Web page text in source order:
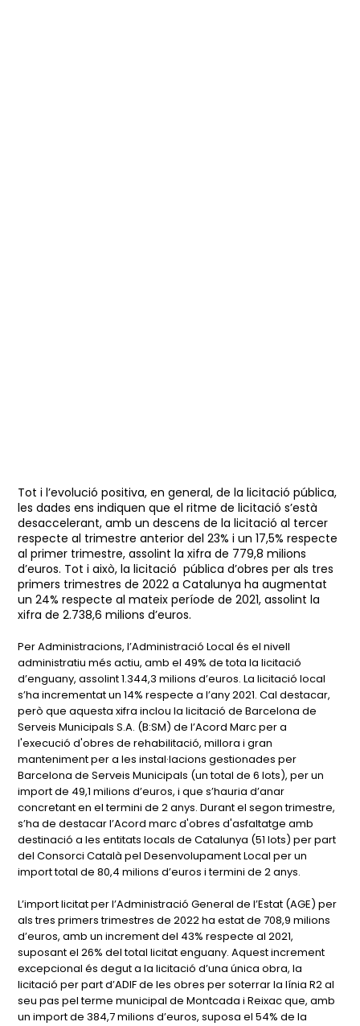
Tot i l’evolució positiva, en general, de la licitació pública,
les dades ens indiquen que el ritme de licitació s’està
desaccelerant, amb un descens de la licitació al tercer
respecte al trimestre anterior del 23% i un 17,5% respecte
al primer trimestre, assolint la xifra de 779,8 milions
d’euros. Tot i això, la licitació pública d’obres per als tres
primers trimestres de 2022 a Catalunya ha augmentat
un 24% respecte al mateix període de 2021, assolint la
xifra de 2.738,6 milions d’euros.
Per Administracions, l’Administració Local és el nivell
administratiu més actiu, amb el 49% de tota la licitació
d’enguany, assolint 1.344,3 milions d’euros. La licitació local
s’ha incrementat un 14% respecte a l’any 2021. Cal destacar,
però que aquesta xifra inclou la licitació de Barcelona de
Serveis Municipals S.A. (B:SM) de l’Acord Marc per a
l'execució d'obres de rehabilitació, millora i gran
manteniment per a les instal·lacions gestionades per
Barcelona de Serveis Municipals (un total de 6 lots), per un
import de 49,1 milions d’euros, i que s’hauria d’anar
concretant en el termini de 2 anys. Durant el segon trimestre,
s’ha de destacar l’Acord marc d'obres d'asfaltatge amb
destinació a les entitats locals de Catalunya (51 lots) per part
del Consorci Català pel Desenvolupament Local per un
import total de 80,4 milions d’euros i termini de 2 anys.
L’import licitat per l’Administració General de l’Estat (AGE) per
als tres primers trimestres de 2022 ha estat de 708,9 milions
d’euros, amb un increment del 43% respecte al 2021,
suposant el 26% del total licitat enguany. Aquest increment
excepcional és degut a la licitació d’una única obra, la
licitació per part d’ADIF de les obres per soterrar la línia R2 al
seu pas pel terme municipal de Montcada i Reixac que, amb
un import de 384,7 milions d’euros, suposa el 54% de la